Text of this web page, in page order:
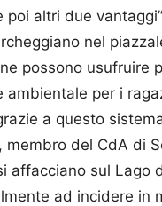
altri due
nel
possono usufruire
ambientale per i
a questo
membro del CdA di
affacciano sul Lago
ad incidere in